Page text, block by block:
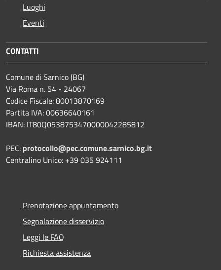
Luoghi
Eventi
CONTATTI
Comune di Sarnico (BG)
Via Roma n. 54 - 24067
Codice Fiscale: 80013870169
Partita IVA: 00636640161
IBAN: IT80Q0538753470000042285812
PEC: protocollo@pec.comune.sarnico.bg.it
Centralino Unico: +39 035 924111
Prenotazione appuntamento
Segnalazione disservizio
Leggi le FAQ
Richiesta assistenza